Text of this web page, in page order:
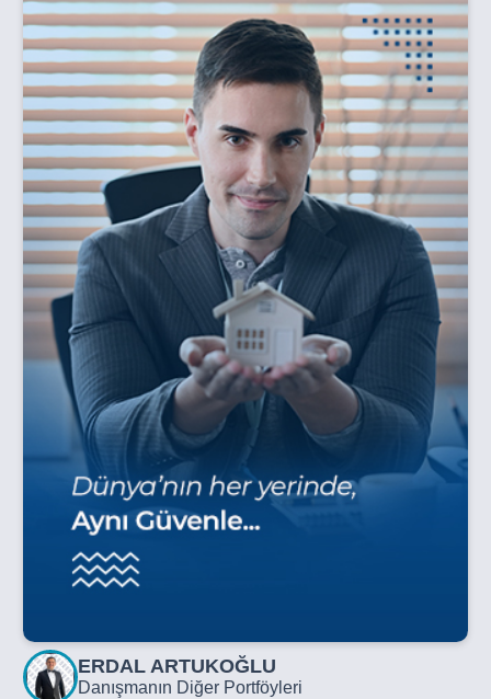
ERDAL ARTUKOĞLU
Danışmanın Diğer Portföyleri